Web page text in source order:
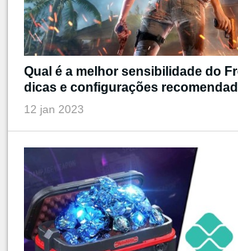
Qual é a melhor sensibilidade do
dicas e configurações
12 jan 2023